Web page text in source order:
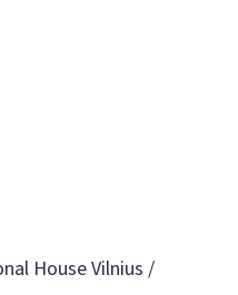
House Vilnius /